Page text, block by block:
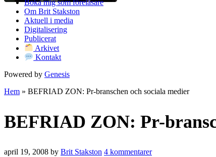
Boka mig som föreläsare
Om Brit Stakston
Aktuell i media
Digitalisering
Publicerat
Arkivet
Kontakt
Powered by Genesis
Hem » BEFRIAD ZON: Pr-branschen och sociala medier
BEFRIAD ZON: Pr-
april 19, 2008 by Brit Stakston 4 kommentarer